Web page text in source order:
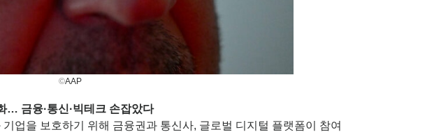
©AAP
… 금융·통신·빅테크 손잡았다
업을 보호하기 위해 금융권과 통신사, 글로벌 디지털 플랫폼이 참여